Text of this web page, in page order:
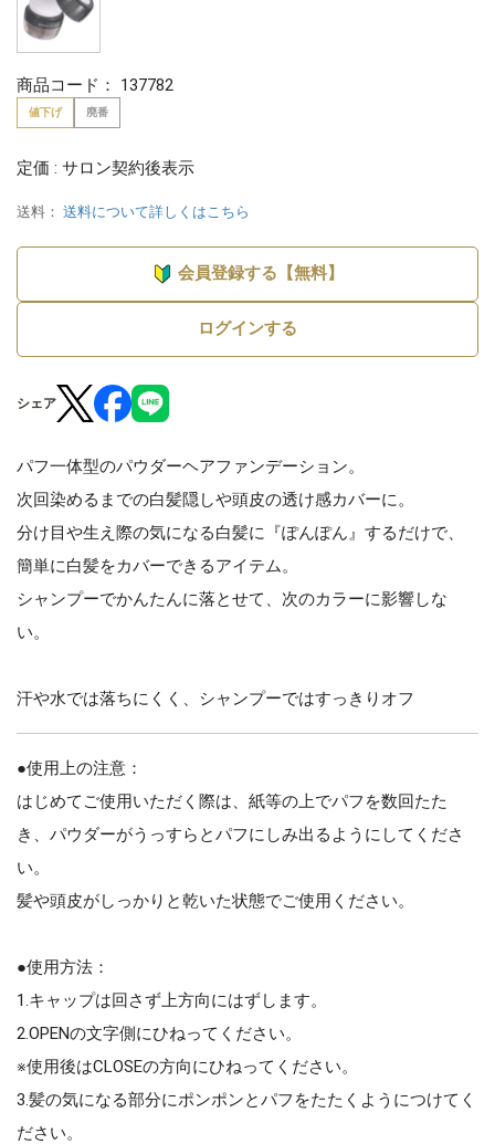
商品コード： 137782
値下げ 廃番
定価 : サロン契約後表示
送料： 送料について詳しくはこちら
会員登録する【無料】
ログインする
シェア
パフ一体型のパウダーヘアファンデーション。
次回染めるまでの白髪隠しや頭皮の透け感カバーに。
分け目や生え際の気になる白髪に『ぽんぽん』するだけで、
簡単に白髪をカバーできるアイテム。
シャンプーでかんたんに落とせて、次のカラーに影響しな
い。
汗や水では落ちにくく、シャンプーではすっきりオフ
●使用上の注意：
はじめてご使用いただく際は、紙等の上でパフを数回たた
き、パウダーがうっすらとパフにしみ出るようにしてくださ
い。
髪や頭皮がしっかりと乾いた状態でご使用ください。
●使用方法：
1.キャップは回さず上方向にはずします。
2.OPENの文字側にひねってください。
※使用後はCLOSEの方向にひねってください。
3.髪の気になる部分にポンポンとパフをたたくようにつけてく
ださい。